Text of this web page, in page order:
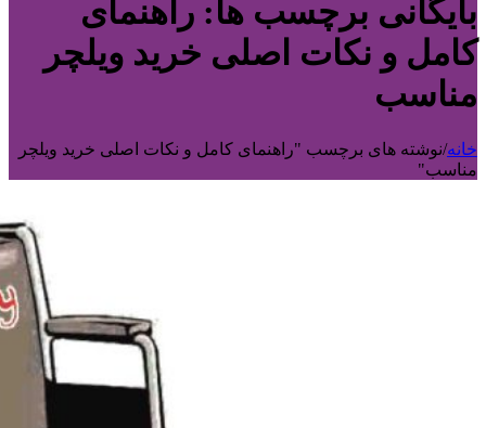
بایگانی برچسب ها: راهنمای
کامل و نکات اصلی خرید ویلچر
مناسب
خانه/نوشته های برچسب "راهنمای کامل و نکات اصلی خرید ویلچر
مناسب"